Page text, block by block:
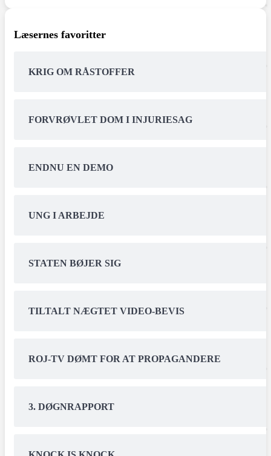
Læsernes favoritter
KRIG OM RÅSTOFFER
FORVRØVLET DOM I INJURIESAG
ENDNU EN DEMO
UNG I ARBEJDE
STATEN BØJER SIG
TILTALT NÆGTET VIDEO-BEVIS
ROJ-TV DØMT FOR AT PROPAGANDERE
3. DØGNRAPPORT